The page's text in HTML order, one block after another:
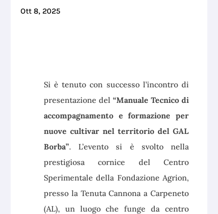
Ott 8, 2025
Si è tenuto con successo l’incontro di
presentazione del “Manuale Tecnico di
accompagnamento e formazione per
nuove cultivar nel territorio del GAL
Borba”. L’evento si è svolto nella
prestigiosa cornice del Centro
Sperimentale della Fondazione Agrion,
presso la Tenuta Cannona a Carpeneto
(AL), un luogo che funge da centro